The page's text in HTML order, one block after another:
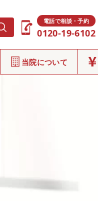
電話で相談・予約
0120-19-6102
当院について